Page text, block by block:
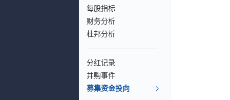
每股指标
财务分析
杜邦分析
分红记录
并购事件
募集资金投向